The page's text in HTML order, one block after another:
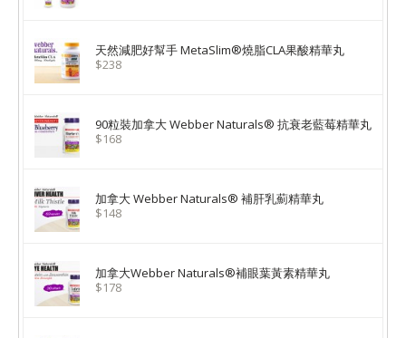
天然減肥好幫手 MetaSlim®燒脂CLA果酸精華丸
$238
90粒裝加拿大 Webber Naturals® 抗衰老藍莓精華丸
$168
加拿大 Webber Naturals® 補肝乳薊精華丸
$148
加拿大Webber Naturals®補眼葉黃素精華丸
$178